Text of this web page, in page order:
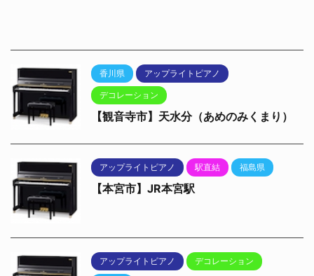
香川県 アップライトピアノ
デコレーション
【観音寺市】天水分（あめのみくまり）
アップライトピアノ 駅直結 福島県
【本宮市】JR本宮駅
アップライトピアノ デコレーション